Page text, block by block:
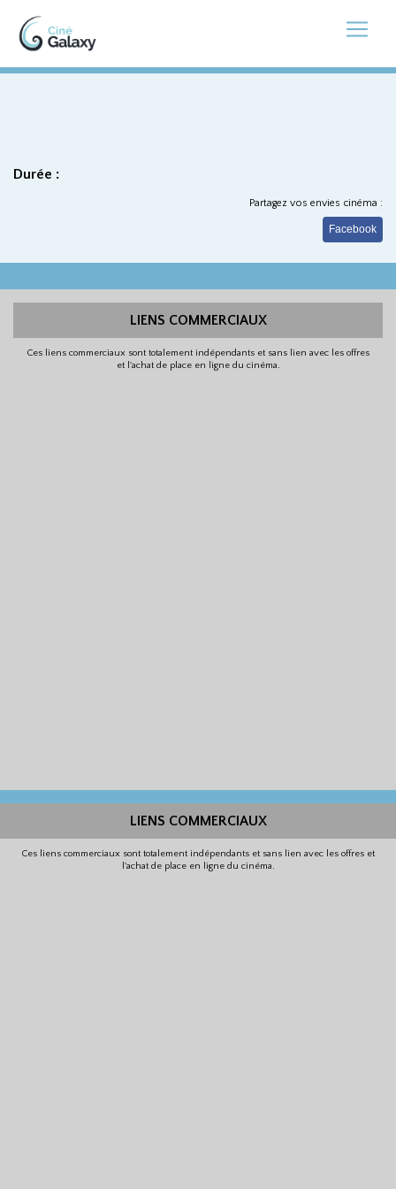
Durée :
Partagez vos envies cinéma :
Facebook
LIENS COMMERCIAUX
Ces liens commerciaux sont totalement indépendants et sans lien avec les offres
et l'achat de place en ligne du cinéma.
LIENS COMMERCIAUX
Ces liens commerciaux sont totalement indépendants et sans lien avec les offres et
l'achat de place en ligne du cinéma.